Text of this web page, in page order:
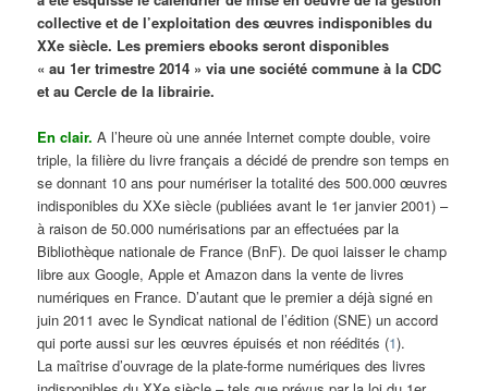
collective et de l’exploitation des œuvres indisponibles du
XXe siècle. Les premiers ebooks seront disponibles
« au 1er trimestre 2014 » via une société commune à la CDC
et au Cercle de la librairie.
En clair. A l’heure où une année Internet compte double, voire
triple, la filière du livre français a décidé de prendre son temps en
se donnant 10 ans pour numériser la totalité des 500.000 œuvres
indisponibles du XXe siècle (publiées avant le 1er janvier 2001) –
à raison de 50.000 numérisations par an effectuées par la
Bibliothèque nationale de France (BnF). De quoi laisser le champ
libre aux Google, Apple et Amazon dans la vente de livres
numériques en France. D’autant que le premier a déjà signé en
juin 2011 avec le Syndicat national de l’édition (SNE) un accord
qui porte aussi sur les œuvres épuisés et non réédités (1).
La maîtrise d’ouvrage de la plate-forme numériques des livres